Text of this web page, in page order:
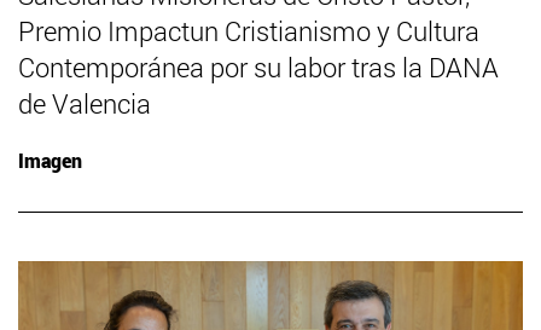
Premio Impactun Cristianismo y Cultura
Contemporánea por su labor tras la DANA
de Valencia
Imagen